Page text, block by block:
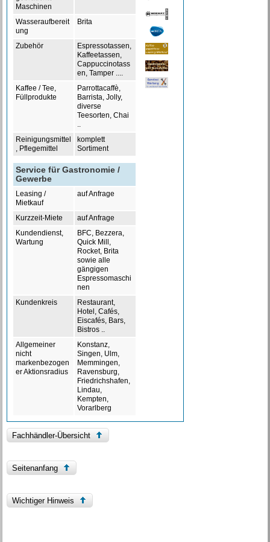
Maschinen
Wasseraufbereit
ung
Brita
Zubehör
Espressotassen,
Kaffeetassen,
Cappuccinotass
en, Tamper ....
Kaffee / Tee,
Füllprodukte
Parrottacaffè,
Barrista, Jolly,
diverse
Teesorten, Chai
..
Reinigungsmittel
, Pflegemittel
komplett
Sortiment
Service für Gastronomie /
Gewerbe
Leasing /
Mietkauf
auf Anfrage
Kurzzeit-Miete
auf Anfrage
Kundendienst,
Wartung
BFC, Bezzera,
Quick Mill,
Rocket, Brita
sowie alle
gängigen
Espressomaschi
nen
Kundenkreis
Restaurant,
Hotel, Cafés,
Eiscafés, Bars,
Bistros ..
Allgemeiner
nicht
markenbezogen
er Aktionsradius
Konstanz,
Singen, Ulm,
Memmingen,
Ravensburg,
Friedrichshafen,
Lindau,
Kempten,
Vorarlberg
Fachhändler-Übersicht
Seitenanfang
Wichtiger Hinweis